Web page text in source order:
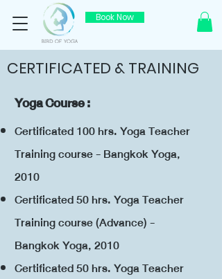
Book Now
CERTIFICATED & TRAINING
Yoga Course :
Certificated 100 hrs. Yoga Teacher
Training course - Bangkok Yoga,
2010
Certificated 50 hrs. Yoga Teacher
Training course (Advance) -
Bangkok Yoga, 2010
Certificated 50 hrs. Yoga Teacher